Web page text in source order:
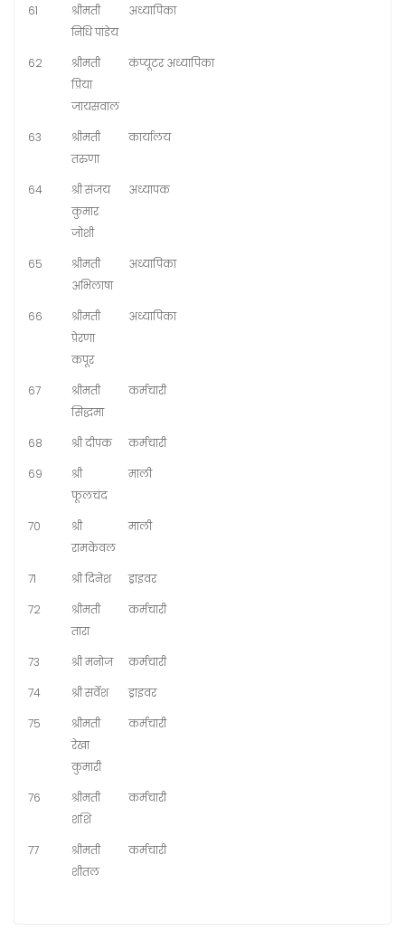
61
श्रीमती
निधि पांडेय
अध्यापिका
62
श्रीमती
प्रिया
जायसवाल
कंप्यूटर अध्यापिका
63
श्रीमती
तरुणा
कार्यालय
64
श्री संजय
कुमार
जोशी
अध्यापक
65
श्रीमती
अभिलाषा
अध्यापिका
66
श्रीमती
प्रेरणा
कपूर
अध्यापिका
67
श्रीमती
सिद्धमा
कर्मचारी
68 श्री दीपक
कर्मचारी
69
श्री
फूलचंद
माली
70
श्री
रामकेवल
माली
71 श्री दिनेश
ड्राइवर
72
श्रीमती
तारा
कर्मचारी
73 श्री मनोज
कर्मचारी
74
श्री सर्वेश
ड्राइवर
75
श्रीमती
रेखा
कुमारी
कर्मचारी
76
श्रीमती
शशि
कर्मचारी
77
श्रीमती
शीतल
कर्मचारी